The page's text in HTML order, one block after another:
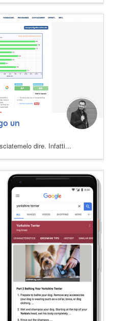
un
dire. Infatti...